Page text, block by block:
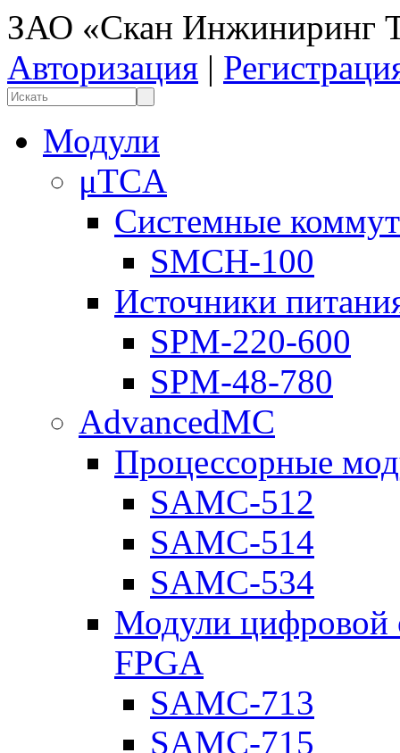
ЗАО «Скан Инжиниринг
Авторизация |
Модули
μTCA
Системные
SMCH-100
Источники
SPM-220-600
SPM-48-780
AdvancedMC
Процессорные
SAMC-512
SAMC-514
SAMC-534
Модули цифровой
FPGA
SAMC-713
SAMC-715